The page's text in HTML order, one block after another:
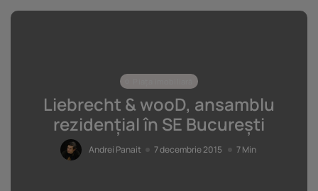
Liebrecht & wooD, ansamblu
rezidențial în SE București
Andrei Panait 7 decembrie 2015 7 Min